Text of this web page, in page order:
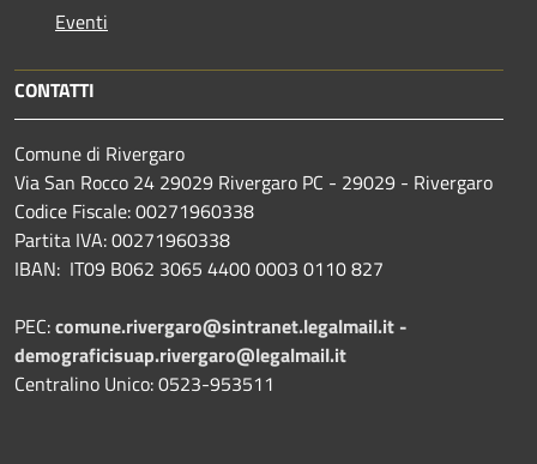
Eventi
CONTATTI
Comune di Rivergaro
Via San Rocco 24 29029 Rivergaro PC - 29029 - Rivergaro
Codice Fiscale: 00271960338
Partita IVA: 00271960338
IBAN: IT09 B062 3065 4400 0003 0110 827
PEC:comune.rivergaro@sintranet.legalmail.it -
demograficisuap.rivergaro@legalmail.it
Centralino Unico: 0523-953511